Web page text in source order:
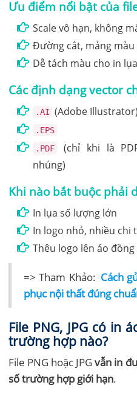
Ưu điểm nổi bật của
Scale vô hạn, không
Đường cắt, mảng
Dễ tách màu cho in
Các định dạng vector
.AI (Adobe Illustrator)
.EPS
.PDF
(chỉ khi là
nhúng)
Khi nào bắt buộc phải
In lụa số lượng lớn
In logo nhỏ, nhiều chi
Thêu logo lên áo
=> Tham Khảo: Cách
phục nội thất đúng
File PNG, JPG có in
trường hợp nào?
File PNG hoặc JPGvẫn in
số trường hợp giới hạn.